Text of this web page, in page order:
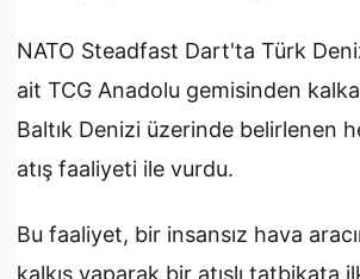
NATO Steadfast Dart'ta Türk
ait TCG Anadolu gemisinden
Baltık Denizi üzerinde belirlenen
atış faaliyeti ile vurdu.
Bu faaliyet, bir insansız hava
kalkış yaparak bir atışlı tatbikata